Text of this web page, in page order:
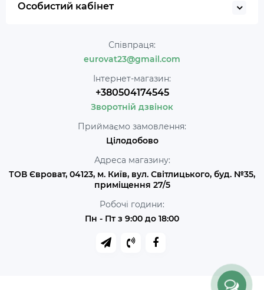
Особистий кабінет
Співпраця:
eurovat23@gmail.com
Інтернет-магазин:
+380504174545
Зворотній дзвінок
Приймаємо замовлення:
Цілодобово
Адреса магазину:
ТОВ Євроват, 04123, м. Київ, вул. Світлицького, буд. №35,
приміщення 27/5
Робочі години:
Пн - Пт з 9:00 до 18:00